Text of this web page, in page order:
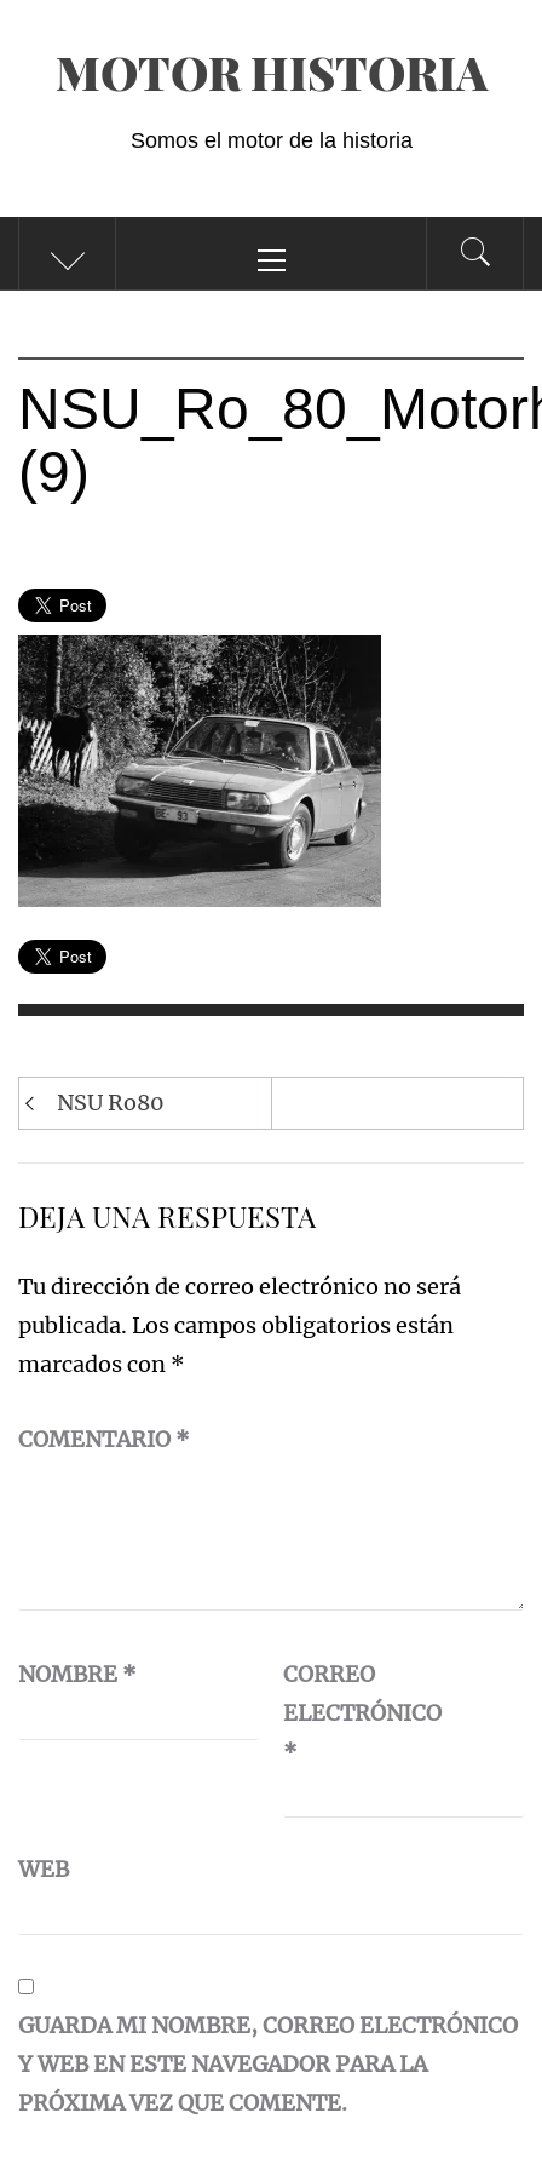
contenidoMOTOR HISTORIA
Somos el motor de la historia
principal
(9)
Navegación
de
NSU Ro80
DEJA UNA RESPUESTA
Tu dirección de correo electrónico no será
publicada. Los campos obligatorios están
marcados con *
COMENTARIO *
NOMBRE *
CORREO
ELECTRÓNICO
*
WEB
GUARDA MI NOMBRE, CORREO ELECTRÓNICO
Y WEB EN ESTE NAVEGADOR PARA LA
PRÓXIMA VEZ QUE COMENTE.